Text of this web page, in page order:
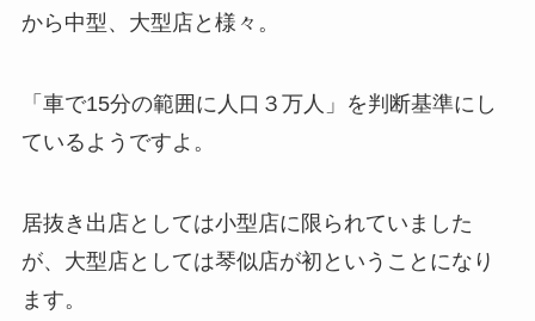
から中型、大型店と様々。
「車で15分の範囲に人口３万人」を判断基準にし
ているようですよ。
居抜き出店としては小型店に限られていました
が、大型店としては琴似店が初ということになり
ます。